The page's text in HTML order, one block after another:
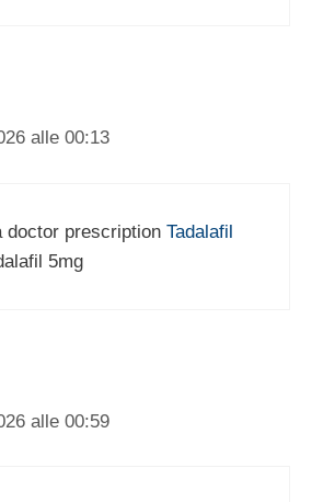
alle 00:13
doctor prescription Tadalafil
5mg
alle 00:59